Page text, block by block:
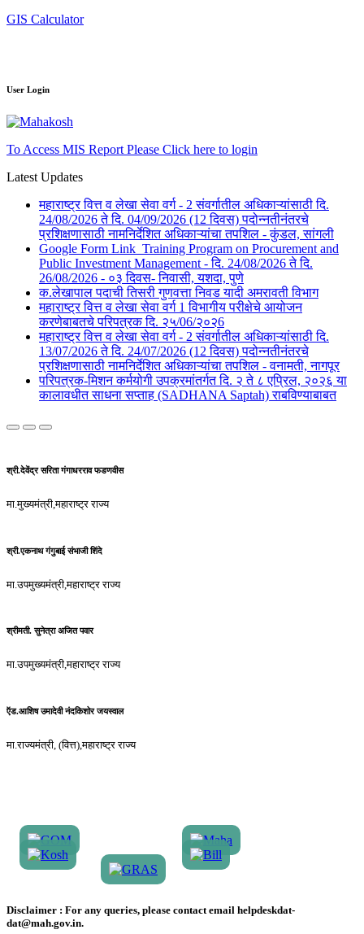
GIS Calculator
User Login
To Access MIS Report Please Click here to login
Latest Updates
महाराष्ट्र वित्त व लेखा सेवा वर्ग - 2 संवर्गातील अधिकाऱ्यांसाठी दि.
24/08/2026 ते दि. 04/09/2026 (12 दिवस) पदोन्नतीनंतरचे
प्रशिक्षणासाठी नामनिर्देशित अधिकाऱ्यांचा तपशिल - कुंडल, सांगली​​
Google Form Link_Training Program on Procurement and
Public Investment Management - दि. 24/08/2026 ते दि.
26/08/2026 - ०३ दिवस- निवासी, यशदा, पुणे​
क.लेखापाल पदाची तिसरी गुणवत्ता निवड यादी अमरावती विभाग
महाराष्ट्र वित्त व लेखा सेवा वर्ग 1 विभागीय परीक्षेचे आयोजन
करणेबाबतचे परिपत्रक दि. २५/06/२०२6
महाराष्ट्र वित्त व लेखा सेवा वर्ग - 2 संवर्गातील अधिकाऱ्यांसाठी दि.
13/07/2026 ते दि. 24/07/2026 (12 दिवस) पदोन्नतीनंतरचे
प्रशिक्षणासाठी नामनिर्देशित अधिकाऱ्यांचा तपशिल - वनामती, नागपूर
परिपत्रक-मिशन कर्मयोगी उपक्रमांतर्गत दि. २ ते ८ एप्रिल, २०२६ या
कालावधीत साधना सप्ताह (SADHANA Saptah) राबविण्याबाबत
श्री.देवेंद्र सरिता गंगाधरराव फडणवीस
मा.मुख्यमंत्री,महाराष्ट्र राज्य
श्री.एकनाथ गंगुबाई संभाजी शिंदे
मा.उपमुख्यमंत्री,महाराष्ट्र राज्य
श्रीमती. सुनेत्रा अजित पवार
मा.उपमुख्यमंत्री,महाराष्ट्र राज्य
ऍड.आशिष उमादेवी नंदकिशोर जयस्वाल
मा.राज्यमंत्री, (वित्त),महाराष्ट्र राज्य
Disclaimer : For any queries, please contact email helpdeskdat-
dat@mah.gov.in.